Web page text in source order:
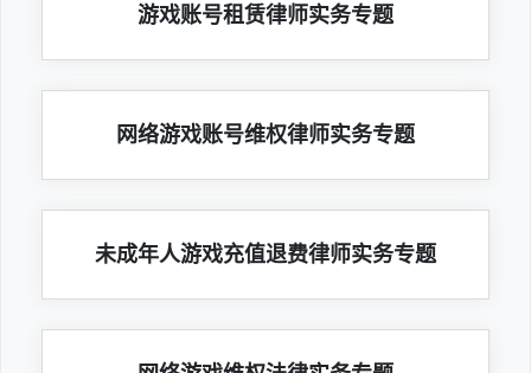
游戏账号租赁律师实务专题
网络游戏账号维权律师实务专题
未成年人游戏充值退费律师实务专题